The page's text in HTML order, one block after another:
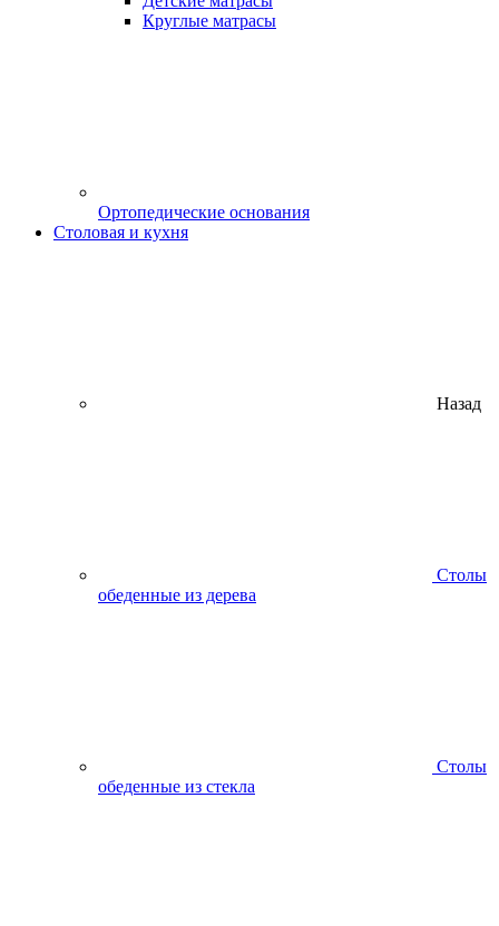
Круглые матрасы
Ортопедические основания
Столовая и кухня
Назад
Столы
обеденные из дерева
Столы
обеденные из стекла